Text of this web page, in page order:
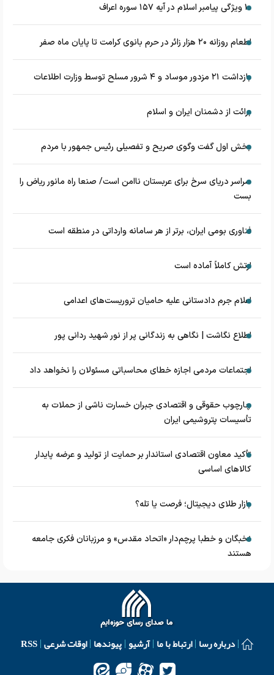
۱۰ ویژگی پیامبر اسلام در آیه ۱۵۷ سوره اعراف
اطعام روزانه ۲۰ هزار زائر در حرم بانوی کرامت تا پایان ماه صفر
بازداشت ۲۱ مزدور موساد و ۴ شرور مسلح توسط وزارت اطلاعات
برائت از دشمنان ایران و اسلام
بخش اول گفت وگوی صریح و تفصیلی رئیس جمهور با مردم
سراسر دریای سرخ برای عربستان ناامن است/ صنعا راه مانور ریاض را
بست
فناوری بومی ایران، برتر از هر سامانه وارداتی در منطقه است
ارتش کاملاً آماده است
اعلام جرم دادستانی علیه حامیان تروریست‌های اعدامی
اطلاع نگاشت | نگاهی به زندگانی پر از نور شهید ردانی پور
اجتماعات مردمی اجازه خطای محاسباتی مسئولان را نخواهد داد
چارچوب حقوقی و اقتصادی جبران خسارت ناشی از حملات به
تأسیسات پتروشیمی ایران
تأکید معاون اقتصادی استاندار بر حمایت از تولید و عرضه پایدار
کالاهای اساسی
بازار طلای دیجیتال؛ فرصت یا تله؟
نخبگان و خطبا پرچم‌دار «اتحاد مقدس» و مرزبانان فکری جامعه
هستند
درباره رسا ارتباط با ما آرشیو پیوندها اوقات شرعی RSS